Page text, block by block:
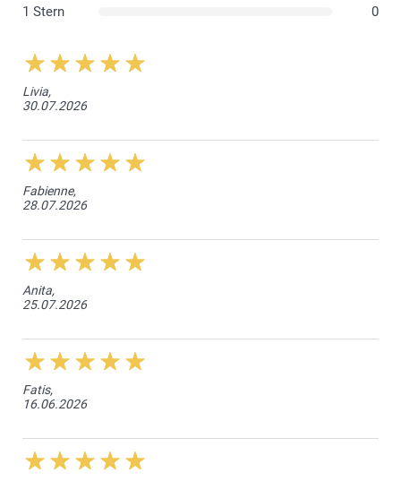
1 Stern
0
Livia,
30.07.2026
Fabienne,
28.07.2026
Anita,
25.07.2026
Fatis,
16.06.2026